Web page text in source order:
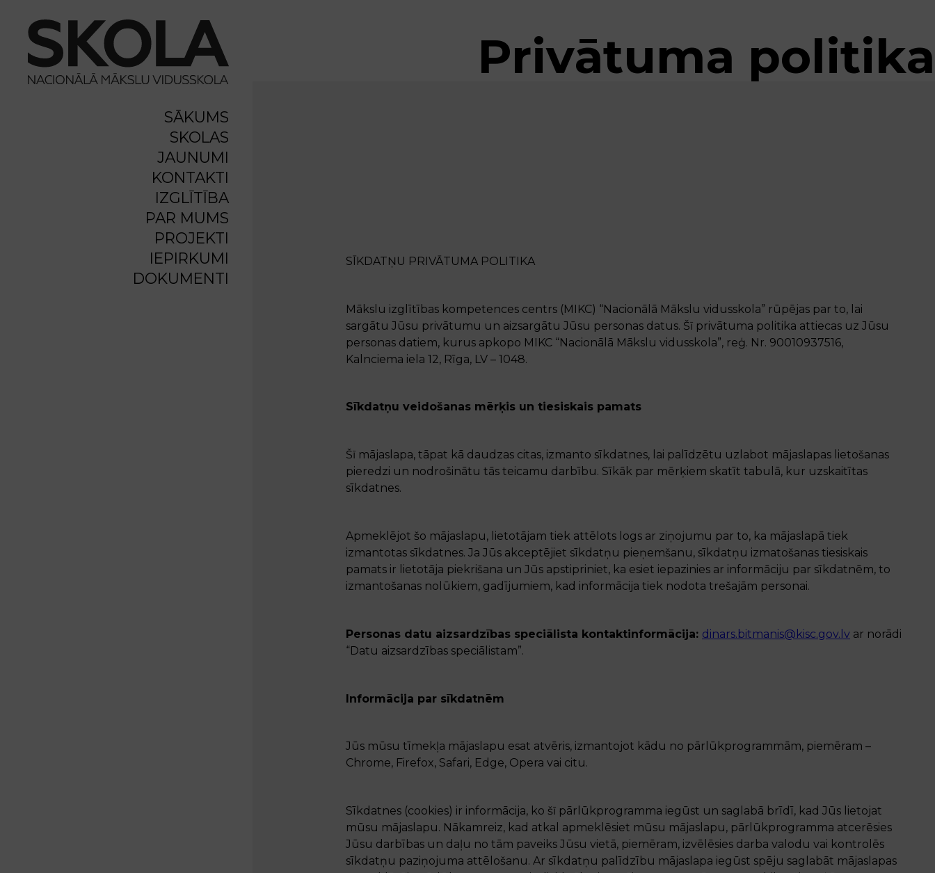
SĀKUMS
SKOLAS
JAUNUMI
KONTAKTI
IZGLĪTĪBA
PAR MUMS
PROJEKTI
IEPIRKUMI
DOKUMENTI
Privātuma politika
SĪKDATŅU PRIVĀTUMA POLITIKA
Mākslu izglītības kompetences centrs (MIKC) “Nacionālā Mākslu vidusskola” rūpējas par to, lai
sargātu Jūsu privātumu un aizsargātu Jūsu personas datus. Šī privātuma politika attiecas uz Jūsu
personas datiem, kurus apkopo MIKC “Nacionālā Mākslu vidusskola”, reģ. Nr. 90010937516,
Kalnciema iela 12, Rīga, LV – 1048.
Sīkdatņu veidošanas mērķis un tiesiskais pamats
Šī mājaslapa, tāpat kā daudzas citas, izmanto sīkdatnes, lai palīdzētu uzlabot mājaslapas lietošanas
pieredzi un nodrošinātu tās teicamu darbību. Sīkāk par mērķiem skatīt tabulā, kur uzskaitītas
sīkdatnes.
Apmeklējot šo mājaslapu, lietotājam tiek attēlots logs ar ziņojumu par to, ka mājaslapā tiek
izmantotas sīkdatnes. Ja Jūs akceptējiet sīkdatņu pieņemšanu, sīkdatņu izmatošanas tiesiskais
pamats ir lietotāja piekrišana un Jūs apstipriniet, ka esiet iepazinies ar informāciju par sīkdatnēm, to
izmantošanas nolūkiem, gadījumiem, kad informācija tiek nodota trešajām personai.
Personas datu aizsardzības speciālista kontaktinformācija: dinars.bitmanis@kisc.gov.lvar norādi
“Datu aizsardzības speciālistam”.
Informācija par sīkdatnēm
Jūs mūsu tīmekļa mājaslapu esat atvēris, izmantojot kādu no pārlūkprogrammām, piemēram –
Chrome, Firefox, Safari, Edge, Opera vai citu.
Sīkdatnes (cookies) ir informācija, ko šī pārlūkprogramma iegūst un saglabā brīdī, kad Jūs lietojat
mūsu mājaslapu. Nākamreiz, kad atkal apmeklēsiet mūsu mājaslapu, pārlūkprogramma atcerēsies
Jūsu darbības un daļu no tām paveiks Jūsu vietā, piemēram, izvēlēsies darba valodu vai kontrolēs
sīkdatņu paziņojuma attēlošanu. Ar sīkdatņu palīdzību mājaslapa iegūst spēju saglabāt mājaslapas